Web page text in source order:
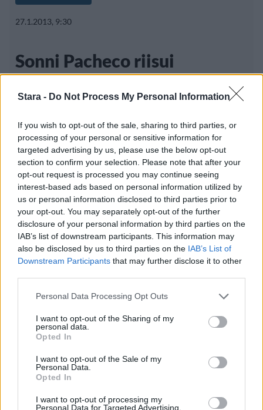
Stara - Do Not Process My Personal Information
If you wish to opt-out of the sale, sharing to third parties, or
processing of your personal or sensitive information for
targeted advertising by us, please use the below opt-out
section to confirm your selection. Please note that after your
opt-out request is processed you may continue seeing
interest-based ads based on personal information utilized by
us or personal information disclosed to third parties prior to
your opt-out. You may separately opt-out of the further
disclosure of your personal information by third parties on the
IAB’s list of downstream participants. This information may
also be disclosed by us to third parties on the IAB’s List of
Downstream Participants that may further disclose it to other
Personal Data Processing Opt Outs
I want to opt-out of the Sharing of my
personal data.
Opted In
I want to opt-out of the Sale of my
Personal Data.
Opted In
I want to opt-out of processing my
Personal Data for Targeted Advertising.
27.1.2013, 9:30
Sonni Pacheco riisui
Kanadalainen mallikaunotar Sonni Pacheco
on tuoreimpien väitteiden mukaan raskaana
ja
Info
Lähetä uutisvinkki
RSS-ohje
Yhteistyössä
Tyyliniekka
Lifestyle
Matkailu
Viihde
Autot
Digi